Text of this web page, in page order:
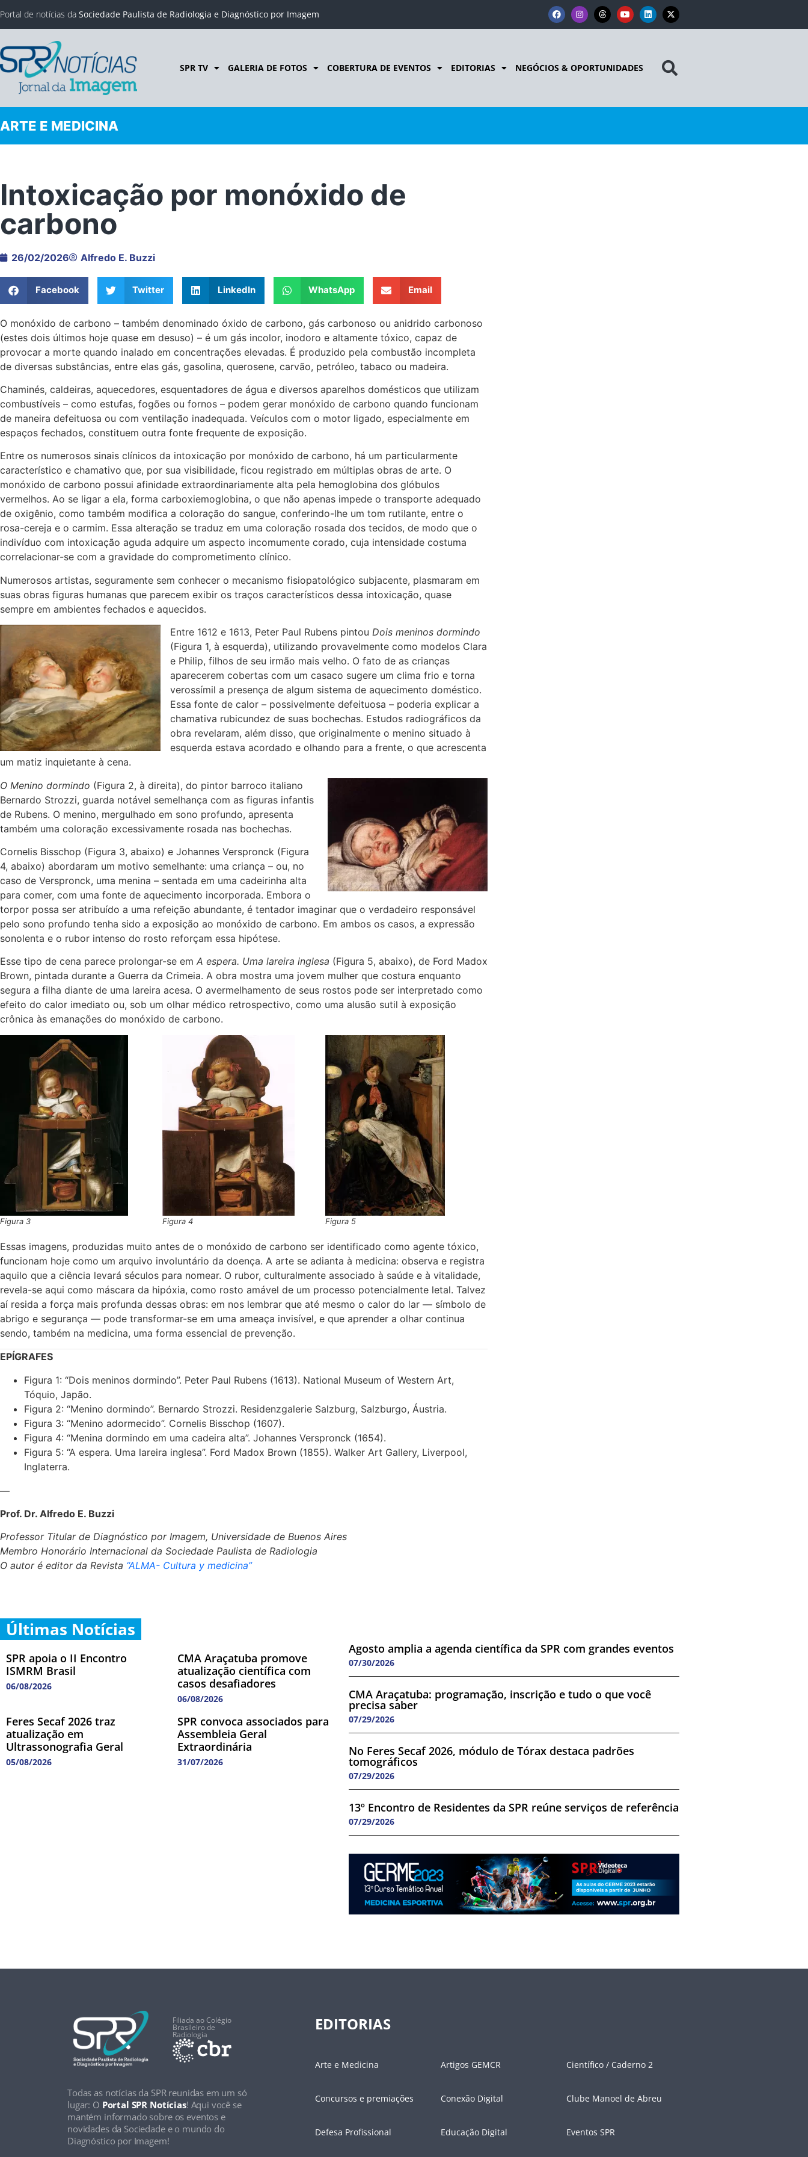
Portal de notícias da Sociedade Paulista de Radiologia e Diagnóstico por Imagem
SPR TV GALERIA DE FOTOS COBERTURA DE EVENTOS EDITORIAS NEGÓCIOS & OPORTUNIDADES
ARTE E MEDICINA
Intoxicação por monóxido de
carbono
26/02/2026 Alfredo E. Buzzi
Facebook Twitter LinkedIn WhatsApp Email
O monóxido de carbono – também denominado óxido de carbono, gás carbonoso ou anidrido carbonoso
(estes dois últimos hoje quase em desuso) – é um gás incolor, inodoro e altamente tóxico, capaz de
provocar a morte quando inalado em concentrações elevadas. É produzido pela combustão incompleta
de diversas substâncias, entre elas gás, gasolina, querosene, carvão, petróleo, tabaco ou madeira.
Chaminés, caldeiras, aquecedores, esquentadores de água e diversos aparelhos domésticos que utilizam
combustíveis – como estufas, fogões ou fornos – podem gerar monóxido de carbono quando funcionam
de maneira defeituosa ou com ventilação inadequada. Veículos com o motor ligado, especialmente em
espaços fechados, constituem outra fonte frequente de exposição.
Entre os numerosos sinais clínicos da intoxicação por monóxido de carbono, há um particularmente
característico e chamativo que, por sua visibilidade, ficou registrado em múltiplas obras de arte. O
monóxido de carbono possui afinidade extraordinariamente alta pela hemoglobina dos glóbulos
vermelhos. Ao se ligar a ela, forma carboxiemoglobina, o que não apenas impede o transporte adequado
de oxigênio, como também modifica a coloração do sangue, conferindo-lhe um tom rutilante, entre o
rosa-cereja e o carmim. Essa alteração se traduz em uma coloração rosada dos tecidos, de modo que o
indivíduo com intoxicação aguda adquire um aspecto incomumente corado, cuja intensidade costuma
correlacionar-se com a gravidade do comprometimento clínico.
Numerosos artistas, seguramente sem conhecer o mecanismo fisiopatológico subjacente, plasmaram em
suas obras figuras humanas que parecem exibir os traços característicos dessa intoxicação, quase
sempre em ambientes fechados e aquecidos.
Entre 1612 e 1613, Peter Paul Rubens pintou Dois meninos dormindo
(Figura 1, à esquerda), utilizando provavelmente como modelos Clara
e Philip, filhos de seu irmão mais velho. O fato de as crianças
aparecerem cobertas com um casaco sugere um clima frio e torna
verossímil a presença de algum sistema de aquecimento doméstico.
Essa fonte de calor – possivelmente defeituosa – poderia explicar a
chamativa rubicundez de suas bochechas. Estudos radiográficos da
obra revelaram, além disso, que originalmente o menino situado à
esquerda estava acordado e olhando para a frente, o que acrescenta
um matiz inquietante à cena.
O Menino dormindo (Figura 2, à direita), do pintor barroco italiano
Bernardo Strozzi, guarda notável semelhança com as figuras infantis
de Rubens. O menino, mergulhado em sono profundo, apresenta
também uma coloração excessivamente rosada nas bochechas.
Cornelis Bisschop (Figura 3, abaixo) e Johannes Verspronck (Figura
4, abaixo) abordaram um motivo semelhante: uma criança – ou, no
caso de Verspronck, uma menina – sentada em uma cadeirinha alta
para comer, com uma fonte de aquecimento incorporada. Embora o
torpor possa ser atribuído a uma refeição abundante, é tentador imaginar que o verdadeiro responsável
pelo sono profundo tenha sido a exposição ao monóxido de carbono. Em ambos os casos, a expressão
sonolenta e o rubor intenso do rosto reforçam essa hipótese.
Esse tipo de cena parece prolongar-se em A espera. Uma lareira inglesa (Figura 5, abaixo), de Ford Madox
Brown, pintada durante a Guerra da Crimeia. A obra mostra uma jovem mulher que costura enquanto
segura a filha diante de uma lareira acesa. O avermelhamento de seus rostos pode ser interpretado como
efeito do calor imediato ou, sob um olhar médico retrospectivo, como uma alusão sutil à exposição
crônica às emanações do monóxido de carbono.
Figura 3 Figura 4 Figura 5
Essas imagens, produzidas muito antes de o monóxido de carbono ser identificado como agente tóxico,
funcionam hoje como um arquivo involuntário da doença. A arte se adianta à medicina: observa e registra
aquilo que a ciência levará séculos para nomear. O rubor, culturalmente associado à saúde e à vitalidade,
revela-se aqui como máscara da hipóxia, como rosto amável de um processo potencialmente letal. Talvez
aí resida a força mais profunda dessas obras: em nos lembrar que até mesmo o calor do lar — símbolo de
abrigo e segurança — pode transformar-se em uma ameaça invisível, e que aprender a olhar continua
sendo, também na medicina, uma forma essencial de prevenção.
EPÍGRAFES
Figura 1: “Dois meninos dormindo”. Peter Paul Rubens (1613). National Museum of Western Art,
Tóquio, Japão.
Figura 2: “Menino dormindo”. Bernardo Strozzi. Residenzgalerie Salzburg, Salzburgo, Áustria.
Figura 3: “Menino adormecido”. Cornelis Bisschop (1607).
Figura 4: “Menina dormindo em uma cadeira alta”. Johannes Verspronck (1654).
Figura 5: “A espera. Uma lareira inglesa”. Ford Madox Brown (1855). Walker Art Gallery, Liverpool,
Inglaterra.
—
Prof. Dr. Alfredo E. Buzzi
Professor Titular de Diagnóstico por Imagem, Universidade de Buenos Aires
Membro Honorário Internacional da Sociedade Paulista de Radiologia
O autor é editor da Revista “ALMA- Cultura y medicina”
Últimas Notícias
SPR apoia o II Encontro
ISMRM Brasil
06/08/2026
CMA Araçatuba promove
atualização científica com
casos desafiadores
06/08/2026
Feres Secaf 2026 traz
atualização em
Ultrassonografia Geral
05/08/2026
SPR convoca associados para
Assembleia Geral
Extraordinária
31/07/2026
Agosto amplia a agenda científica da SPR com grandes eventos
07/30/2026
CMA Araçatuba: programação, inscrição e tudo o que você
precisa saber
07/29/2026
No Feres Secaf 2026, módulo de Tórax destaca padrões
tomográficos
07/29/2026
13º Encontro de Residentes da SPR reúne serviços de referência
07/29/2026
Filiada ao Colégio
Brasileiro de
Radiologia
Todas as notícias da SPR reunidas em um só
lugar: O Portal SPR Notícias! Aqui você se
mantém informado sobre os eventos e
novidades da Sociedade e o mundo do
Diagnóstico por Imagem!
EDITORIAS
Arte e Medicina Artigos GEMCR Científico / Caderno 2
Concursos e premiações Conexão Digital Clube Manoel de Abreu
Defesa Profissional Educação Digital Eventos SPR